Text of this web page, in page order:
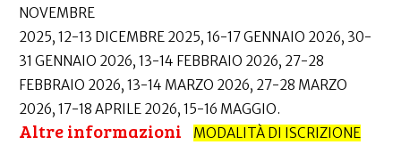
NOVEMBRE
2025, 12-13 DICEMBRE 2025, 16-17 GENNAIO 2026, 30-
31 GENNAIO 2026, 13-14 FEBBRAIO 2026, 27-28
FEBBRAIO 2026, 13-14 MARZO 2026, 27-28 MARZO
2026, 17-18 APRILE 2026, 15-16 MAGGIO.
Altre informazioni
MODALITÀ DI ISCRIZIONE